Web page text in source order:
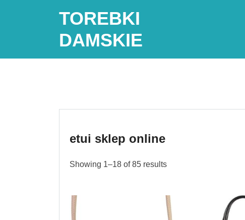
TOREBKI
DAMSKIE
etui sklep online
Showing 1–18 of 85 results